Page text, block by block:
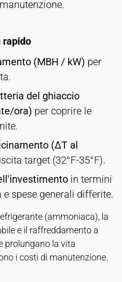
rapido
(MBH / kW) per
del ghiaccio
ora) per coprire le
(ΔT al
target (32°F-35°F).
in termini
spese generali differite.
(ammoniaca), la
e il raffreddamento a
prolungano la vita
i costi di manutenzione.